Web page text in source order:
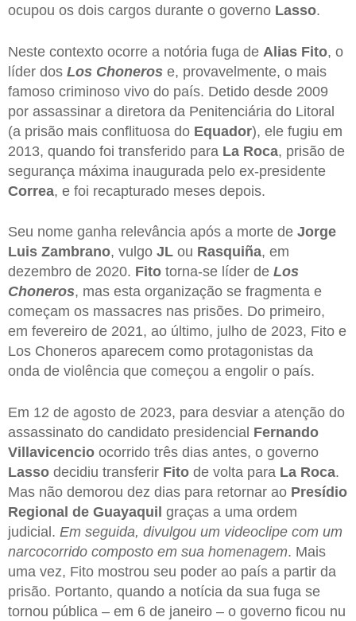
ocupou os dois cargos durante o governo Lasso.
Neste contexto ocorre a notória fuga de Alias Fito, o
líder dos Los Choneros e, provavelmente, o mais
famoso criminoso vivo do país. Detido desde 2009
por assassinar a diretora da Penitenciária do Litoral
(a prisão mais conflituosa do Equador), ele fugiu em
2013, quando foi transferido para La Roca, prisão de
segurança máxima inaugurada pelo ex-presidente
Correa, e foi recapturado meses depois.
Seu nome ganha relevância após a morte de Jorge
Luis Zambrano, vulgo JL ou Rasquiña, em
dezembro de 2020. Fito torna-se líder de Los
Choneros, mas esta organização se fragmenta e
começam os massacres nas prisões. Do primeiro,
em fevereiro de 2021, ao último, julho de 2023, Fito e
Los Choneros aparecem como protagonistas da
onda de violência que começou a engolir o país.
Em 12 de agosto de 2023, para desviar a atenção do
assassinato do candidato presidencial Fernando
Villavicencio ocorrido três dias antes, o governo
Lasso decidiu transferir Fito de volta para La Roca.
Mas não demorou dez dias para retornar ao Presídio
Regional de Guayaquil graças a uma ordem
judicial. Em seguida, divulgou um videoclipe com um
narcocorrido composto em sua homenagem. Mais
uma vez, Fito mostrou seu poder ao país a partir da
prisão. Portanto, quando a notícia da sua fuga se
tornou pública – em 6 de janeiro – o governo ficou nu